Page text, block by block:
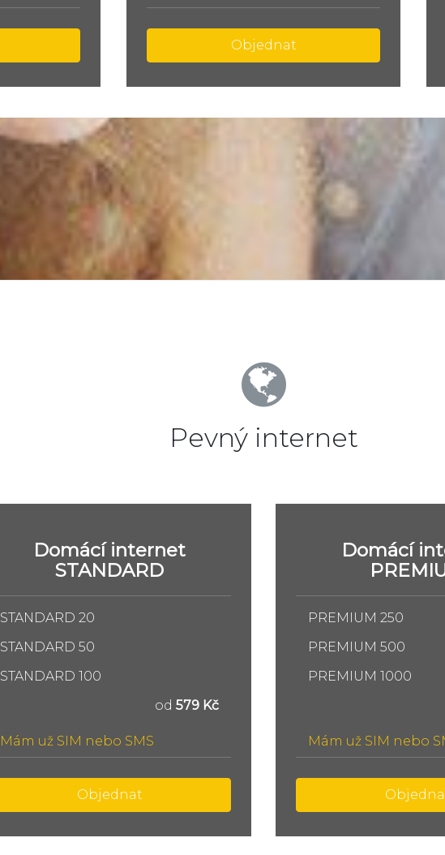
Objednat
Pevný internet
Domácí internet
STANDARD
STANDARD 20
STANDARD 50
STANDARD 100
od 579 Kč
Mám už SIM nebo SMS
Objednat
Domácí
PREMIUM 250
PREMIUM 500
PREMIUM 1000
Mám už SIM nebo